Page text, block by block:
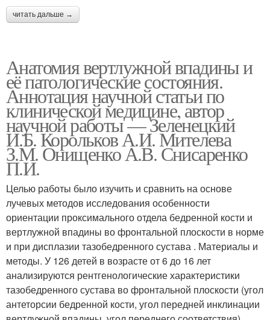
читать дальше →
Анатомия вертлужной впадины и
её патологические состояния.
Аннотация научной статьи по
клинической медицине, автор
научной работы — Зеленецкий
И.Б. Корольков А.И. Мителева
З.М. Онищенко А.В. Снисаренко
П.И.
Целью работы было изучить и сравнить на основе
лучевых методов исследования особенности
ориентации проксимального отдела бедренной кости и
вертлужной впадины во фронтальной плоскости в норме
и при дисплазии тазобедренного сустава . Материалы и
методы. У 126 детей в возрасте от 6 до 16 лет
анализируются рентгенологические характеристики
тазобедренного сустава во фронтальной плоскости (угол
антеторсии бедренной кости, угол передней инклинации